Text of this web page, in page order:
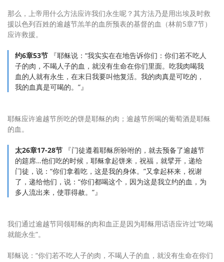
那么，上帝用什么方法应许我们永生呢？其方法乃是用出埃及时救
援以色列百姓的逾越节羔羊的血所预表的基督的血（林前5章7节）
应许救援。
约6章53节 『耶稣说：“我实实在在地告诉你们：你们若不吃人
子的肉，不喝人子的血，就没有生命在你们里面。吃我肉喝我
血的人就有永生，在末日我要叫他复活。我的肉真是可吃的，
我的血真是可喝的。”』
耶稣应许逾越节所吃的饼是耶稣的肉；逾越节所喝的葡萄酒是耶稣
的血。
太26章17-28节 『门徒遵着耶稣所吩咐的，就去预备了逾越节
的筵席…他们吃的时候，耶稣拿起饼来，祝福，就擘开，递给
门徒，说：“你们拿着吃，这是我的身体。”又拿起杯来，祝谢
了，递给他们，说：“你们都喝这个，因为这是我立约的血，为
多人流出来，使罪得赦。”』
我们通过逾越节同领耶稣的肉和血正是因为耶稣用话语应许过“吃喝
就能永生”。
耶稣说：“你们若不吃人子的肉，不喝人子的血，就没有生命在你们